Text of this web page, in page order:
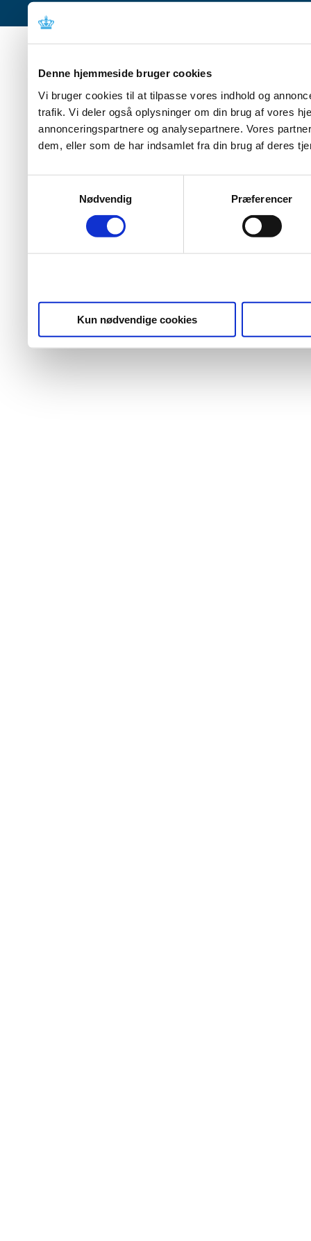
Denne hjemmeside bruger cookies
Vi bruger cookies til at tilpasse vores indhold og
trafik. Vi deler også oplysninger om din brug af vores
annonceringspartnere og analysepartnere. Vores
dem, eller som de har indsamlet fra din brug af deres
Nødvendig
Præferencer
Kun nødvendige cookies